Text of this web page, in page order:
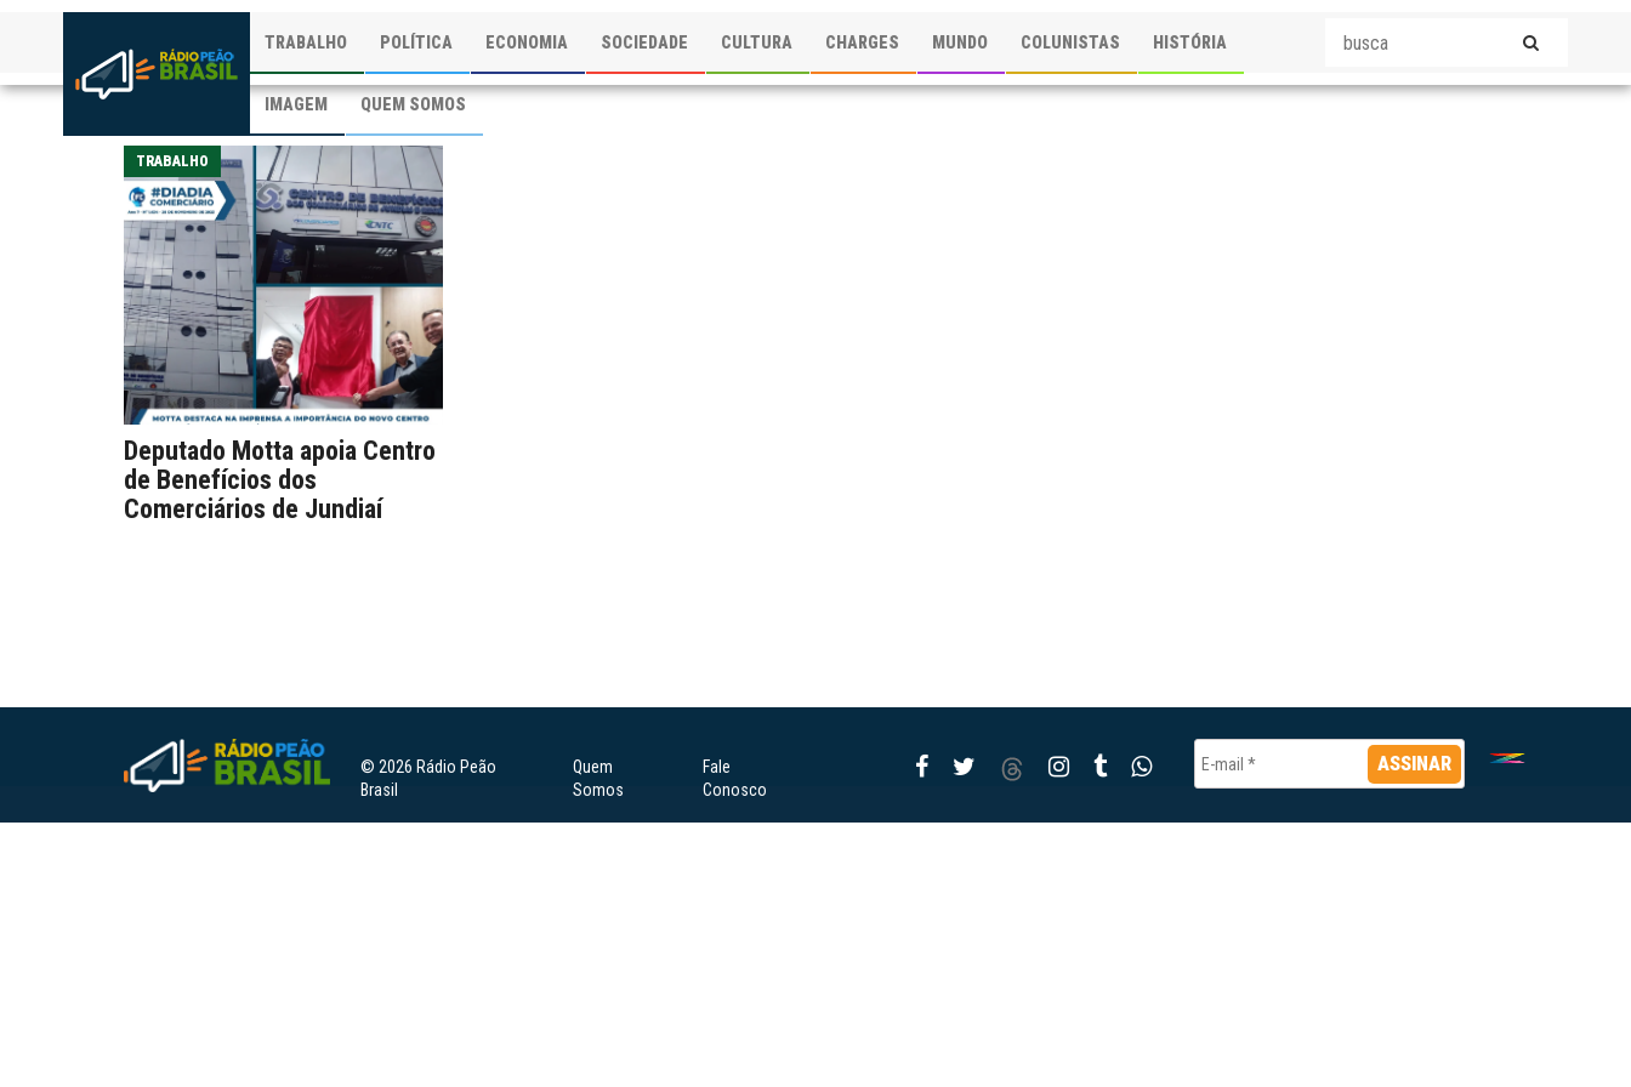
TRABALHO POLÍTICA ECONOMIA SOCIEDADE CULTURA CHARGES MUNDO COLUNISTAS HISTÓRIA
IMAGEM QUEM SOMOS
TRABALHO
Deputado Motta apoia Centro
de Benefícios dos
Comerciários de Jundiaí
© 2026 Rádio Peão
Brasil
Quem
Somos
Fale
Conosco